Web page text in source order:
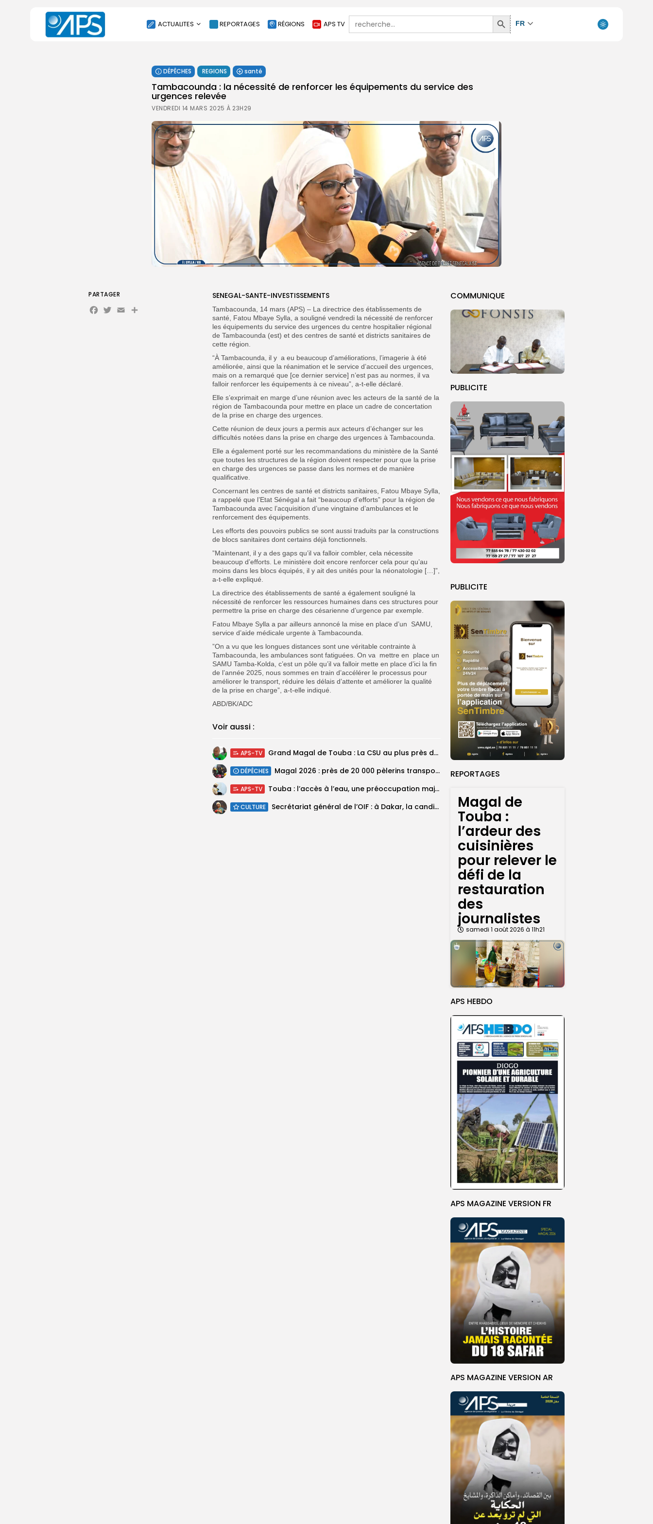
ACTUALITES
SOCIÉTÉ
ÉCONOMIE
CULTURE
ENVIRONNEMENT
INTERNATIONAL
AGENDA
SANTE
REPORTAGES RÉGIONS APS TV
Search
for:
Search
Button
FR
DÉPÊCHES REGIONS santé
Tambacounda : la nécessité de renforcer les équipements du service des
urgences relevée
VENDREDI 14 MARS 2025 À 23H29
COMMUNIQUE
PUBLICITE
PUBLICITE
REPORTAGES
Magal de
Touba :
l’ardeur des
cuisinières
pour relever le
défi de la
restauration
des
journalistes
samedi 1 août 2026 à 11h21
APS HEBDO
APS MAGAZINE VERSION FR
APS MAGAZINE VERSION AR
SENEGAL-SANTE-INVESTISSEMENTS
Tambacounda, 14 mars (APS) – La directrice des établissements de
santé, Fatou Mbaye Sylla, a souligné vendredi la nécessité de renforcer
les équipements du service des urgences du centre hospitalier régional
de Tambacounda (est) et des centres de santé et districts sanitaires de
cette région.
“À Tambacounda, il y a eu beaucoup d’améliorations, l’imagerie à été
améliorée, ainsi que la réanimation et le service d’accueil des urgences,
mais on a remarqué que [ce dernier service] n’est pas au normes, il va
falloir renforcer les équipements à ce niveau”, a-t-elle déclaré.
Elle s’exprimait en marge d’une réunion avec les acteurs de la santé de la
région de Tambacounda pour mettre en place un cadre de concertation
de la prise en charge des urgences.
Cette réunion de deux jours a permis aux acteurs d’échanger sur les
difficultés notées dans la prise en charge des urgences à Tambacounda.
Elle a également porté sur les recommandations du ministère de la Santé
que toutes les structures de la région doivent respecter pour que la prise
en charge des urgences se passe dans les normes et de manière
qualificative.
Concernant les centres de santé et districts sanitaires, Fatou Mbaye Sylla,
a rappelé que l’Etat Sénégal a fait “beaucoup d’efforts” pour la région de
Tambacounda avec l’acquisition d’une vingtaine d’ambulances et le
renforcement des équipements.
Les efforts des pouvoirs publics se sont aussi traduits par la constructions
de blocs sanitaires dont certains déjà fonctionnels.
”Maintenant, il y a des gaps qu’il va falloir combler, cela nécessite
beaucoup d’efforts. Le ministère doit encore renforcer cela pour qu’au
moins dans les blocs équipés, il y ait des unités pour la néonatologie […]”,
a-t-elle expliqué.
La directrice des établissements de santé a également souligné la
nécessité de renforcer les ressources humaines dans ces structures pour
permettre la prise en charge des césarienne d’urgence par exemple.
Fatou Mbaye Sylla a par ailleurs annoncé la mise en place d’un SAMU,
service d’aide médicale urgente à Tambacounda.
”On a vu que les longues distances sont une véritable contrainte à
Tambacounda, les ambulances sont fatiguées. On va mettre en place un
SAMU Tamba-Kolda, c’est un pôle qu’il va falloir mette en place d’ici la fin
de l’année 2025, nous sommes en train d’accélérer le processus pour
améliorer le transport, réduire les délais d’attente et améliorer la qualité
de la prise en charge”, a-t-elle indiqué.
ABD/BK/ADC
Voir aussi :
APS-TV Grand Magal de Touba : La CSU au plus près des pèlerins
DÉPÊCHES Magal 2026 : près de 20 000 pèlerins transportés vers Touba en...
APS-TV Touba : l’accès à l’eau, une préoccupation majeure avant le Grand Magal
CULTURE Secrétariat général de l’OIF : à Dakar, la candidate Coumba Bâ, décline...
PARTAGER
Facebook
Twitter
Email